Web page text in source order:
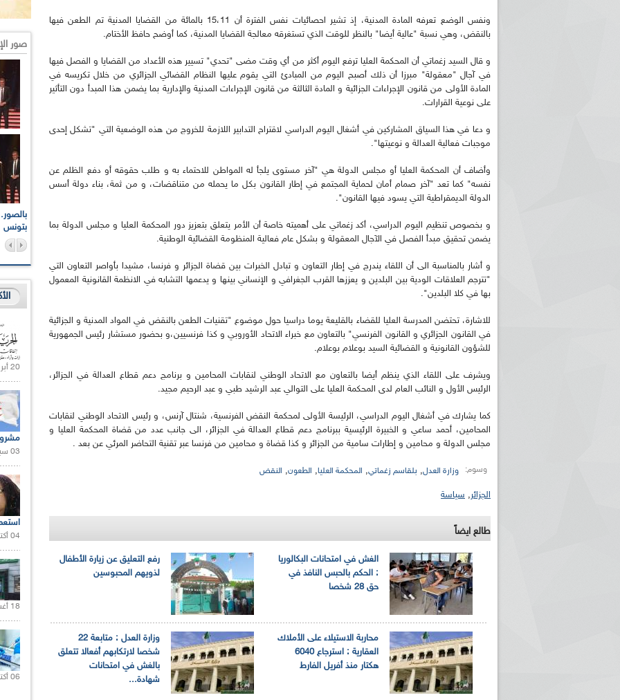
ونفس الوضع تعرفه المادة المدنية، إذ تشير احصائيات نفس الفترة أن 15،11 بالمائة من القضايا المدنية تم الطعن فيها
بالنقض، وهي نسبة "عالية أيضا" بالنظر للوقت الذي تستغرقه معالجة القضايا المدنية، كما أوضح حافظ الأختام.
و قال السيد زغماتي أن المحكمة العليا ترفع اليوم أكثر من أي وقت مضى "تحدي" تسيير هذه الأعداد من القضايا و الفصل فيها
في آجال "معقولة" مبرزا أن ذلك أصبح اليوم من المبادئ التي يقوم عليها النظام القضائي الجزائري من خلال تكريسه في
المادة الأولى من قانون الإجراءات الجزائية و المادة الثالثة من قانون الإجراءات المدنية والإدارية بما يضمن هذا المبدأ دون التأثير
على نوعية القرارات.
و دعا في هذا السياق المشاركين في أشغال اليوم الدراسي لاقتراح التدابير اللازمة للخروج من هذه الوضعية التي "تشكل إحدى
موجبات فعالية العدالة و نوعيتها".
وأضاف أن المحكمة العليا أو مجلس الدولة هي "آخر مستوى يلجأ له المواطن للاحتماء به و طلب حقوقه أو دفع الظلم عن
نفسه" كما تعد "آخر صمام أمان لحماية المجتمع في إطار القانون بكل ما يحمله من متناقضات، و من ثمة، بناء دولة أسس
الدولة الديمقراطية التي يسود فيها القانون".
و بخصوص تنظيم اليوم الدراسي، أكد زغماتي على أهميته خاصة أن الأمر يتعلق بتعزيز دور المحكمة العليا و مجلس الدولة بما
يضمن تحقيق مبدأ الفصل في الآجال المعقولة و بشكل عام فعالية المنظومة القضائية الوطنية.
و أشار بالمناسبة الى أن اللقاء يندرج في إطار التعاون و تبادل الخبرات بين قضاة الجزائر و فرنسا، مشيدا بأواصر التعاون التي
"تترجم العلاقات الودية بين البلدين و يعززها القرب الجغرافي و الإنساني بينها و يدعمها التشابه في الانظمة القانونية المعمول
بها في كلا البلدين".
للاشارة، تحتضن المدرسة العليا للقضاء بالقليعة يوما دراسيا حول موضوع "تقنيات الطعن بالنقض في المواد المدنية و الجزائية
في القانون الجزائري و القانون الفرنسي" بالتعاون مع خبراء الاتحاد الأوروبي و كذا فرنسيين،و بحضور مستشار رئيس الجمهورية
للشؤون القانونية و القضائية السيد بوعلام بوعلام.
ويشرف على اللقاء الذي ينظم أيضا بالتعاون مع الاتحاد الوطني لنقابات المحامين و برنامج دعم قطاع العدالة في الجزائر،
الرئيس الأول و النائب العام لدى المحكمة العليا على التوالي عبد الرشيد طبي و عبد الرحيم مجيد.
كما يشارك في أشغال اليوم الدراسي، الرئيسة الأولى لمحكمة النقض الفرنسية، شنتال آرنس، و رئيس الاتحاد الوطني لنقابات
المحامين، أحمد ساعي و الخبيرة الرئيسية ببرنامج دعم قطاع العدالة في الجزائر، الى جانب عدد من قضاة المحكمة العليا و
مجلس الدولة و محامين و إطارات سامية من الجزائر و كذا قضاة و محامين من فرنسا عبر تقنية التحاضر المرئي عن بعد .
وسوم: وزارة العدل, بلقاسم زغماتي, المحكمة العليا, الطعون, النقض
الجزائر, سياسة
طالع ايضاً
رفع التعليق عن زيارة الأطفال
لذويهم المحبوسين
الغش في امتحانات البكالوريا
: الحكم بالحبس النافذ في
حق 28 شخصا
وزارة العدل : متابعة 22
شخصا لارتكابهم أفعالا تتعلق
بالغش في امتحانات
شهادة...
محاربة الاستيلاء على الأملاك
العقارية : استرجاع 6040
هكتار منذ أفريل الفارط
صور
بتونس
17 أكتوبر 1961
حول مرافقة وتغطية الإنتخابات المحلية لـ27 نوفمبر 2021
20 أبريل 2021 |
03 سبتمبر 2020 |
04 أكتوبر 2020 |
18 أغسطس 2020 |
06 أكتوبر 2021 |